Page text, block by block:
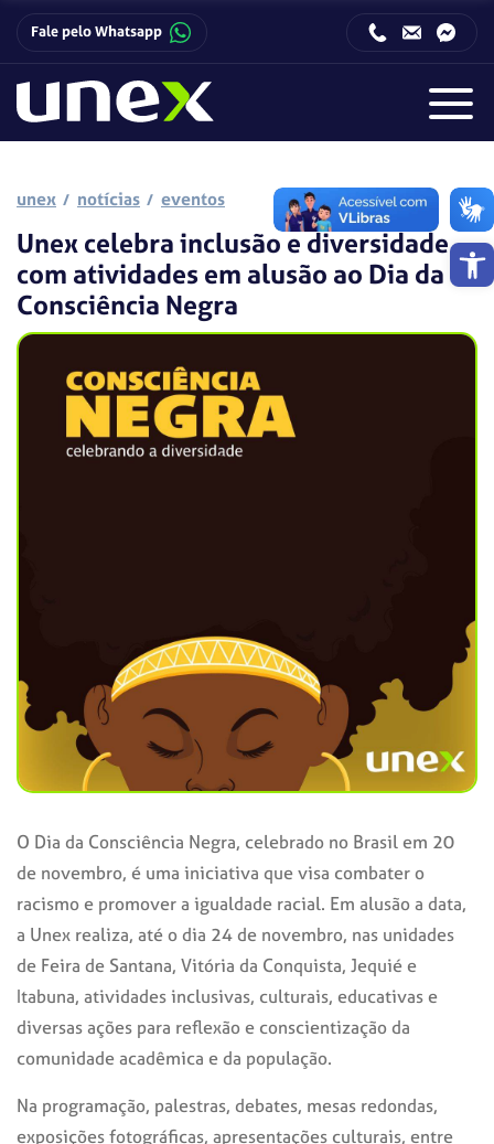
Barra
Fale pelo Whatsapp
unex notícias eventos
Unex celebra inclusão e diversidade
com atividades em alusão ao Dia da
Consciência Negra
O Dia da Consciência Negra, celebrado no Brasil em 20
de novembro, é uma iniciativa que visa combater o
racismo e promover a igualdade racial. Em alusão a data,
a Unex realiza, até o dia 24 de novembro, nas unidades
de Feira de Santana, Vitória da Conquista, Jequié e
Itabuna, atividades inclusivas, culturais, educativas e
diversas ações para reflexão e conscientização da
comunidade acadêmica e da população.
Na programação, palestras, debates, mesas redondas,
exposições fotográficas, apresentações culturais, entre